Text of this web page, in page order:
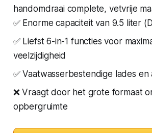
handomdraai complete, vetvrije
✅ Enorme capaciteit van 9.5 liter
✅ Liefst 6-in-1 functies voor
veelzijdigheid
✅ Vaatwasserbestendige lades en
❌ Vraagt door het grote formaat
opbergruimte